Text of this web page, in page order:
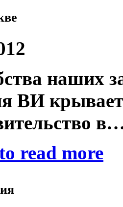
наших
ВИ крывает
read more